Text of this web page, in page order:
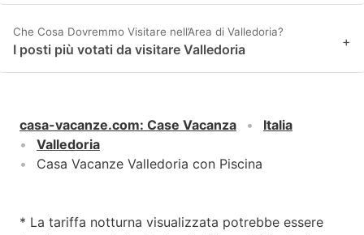
Che Cosa Dovremmo Visitare nell’Area di Valledoria?
I posti più votati da visitare Valledoria +
casa-vacanze.com: Case Vacanza
Italia
Valledoria
Casa Vacanze Valledoria con Piscina
* La tariffa notturna visualizzata potrebbe essere